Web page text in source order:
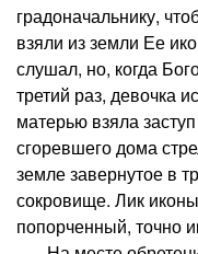
градоначальнику,
взяли из земли Ее
слушал, но, когда
третий раз, девочка
матерью взяла
сгоревшего дома
земле завернутое в
сокровище. Лик
попорченный, точно